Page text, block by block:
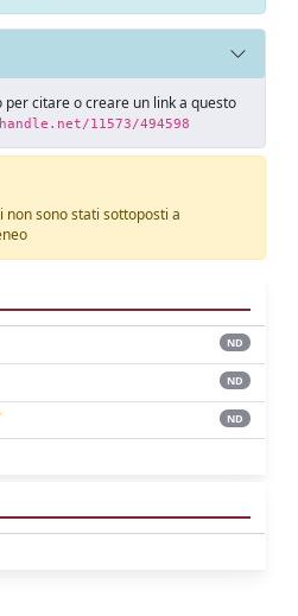
citare o creare un link a questo
11573/494598
sono stati sottoposti a
ND
ND
ND